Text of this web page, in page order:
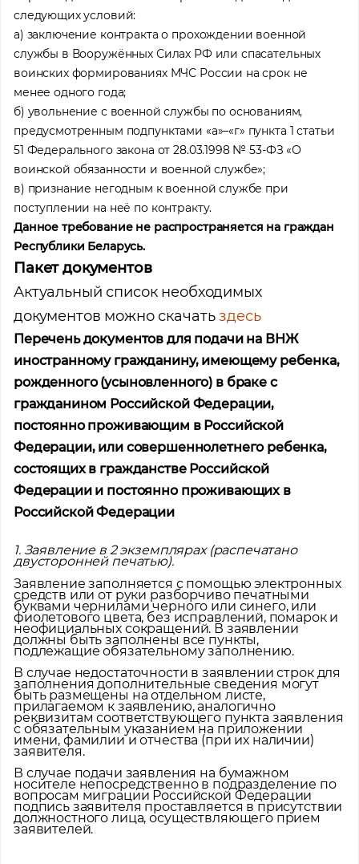
следующих условий:
а) заключение контракта о прохождении военной
службы в Вооружённых Силах РФ или спасательных
воинских формированиях МЧС России на срок не
менее одного года;
б) увольнение с военной службы по основаниям,
предусмотренным подпунктами «а»–«г» пункта 1 статьи
51 Федерального закона от 28.03.1998 № 53-ФЗ «О
воинской обязанности и военной службе»;
в) признание негодным к военной службе при
поступлении на неё по контракту.
Данное требование не распространяется на граждан
Республики Беларусь.
Пакет документов
Актуальный список необходимых
документов можно скачатьздесь
Перечень документов для подачи на ВНЖ
иностранному гражданину, имеющему ребенка,
рожденного (усыновленного) в браке с
гражданином Российской Федерации,
постоянно проживающим в Российской
Федерации, или совершеннолетнего ребенка,
состоящих в гражданстве Российской
Федерации и постоянно проживающих в
Российской Федерации
1. Заявление в 2 экземплярах (распечатано
двусторонней печатью).
Заявление заполняется с помощью электронных
средств или от руки разборчиво печатными
буквами чернилами черного или синего, или
фиолетового цвета, без исправлений, помарок и
неофициальных сокращений. В заявлении
должны быть заполнены все пункты,
подлежащие обязательному заполнению.
В случае недостаточности в заявлении строк для
заполнения дополнительные сведения могут
быть размещены на отдельном листе,
прилагаемом к заявлению, аналогично
реквизитам соответствующего пункта заявления
с обязательным указанием на приложении
имени, фамилии и отчества (при их наличии)
заявителя.
В случае подачи заявления на бумажном
носителе непосредственно в подразделение по
вопросам миграции Российской Федерации
подпись заявителя проставляется в присутствии
должностного лица, осуществляющего прием
заявителей.